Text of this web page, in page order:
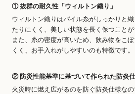
① 抜群の耐久性「ウィルトン織り」
ウィルトン織りはパイル糸がしっかりと
たりにくく、美しい状態を長く保つことが
また、糸の密度が高いため、飲み物をこ
くく、お手入れがしやすいのも特徴です。
② 防災性能基準に基づいて作られた防炎
火災時に燃え広がるのを防ぐ防炎仕様な